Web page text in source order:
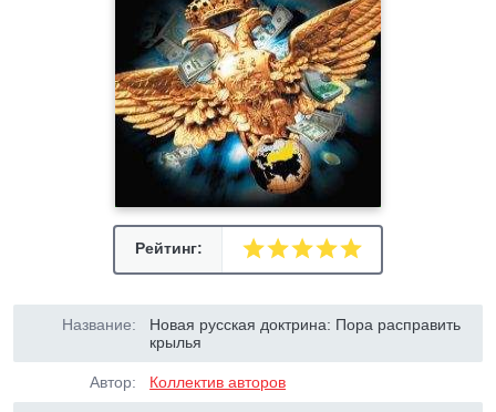
Рейтинг:
Название:
Новая русская доктрина: Пора расправить
крылья
Автор: Коллектив авторов